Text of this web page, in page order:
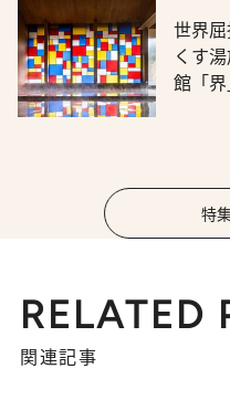
世界
くす
館「
特
RELATED
関連記事